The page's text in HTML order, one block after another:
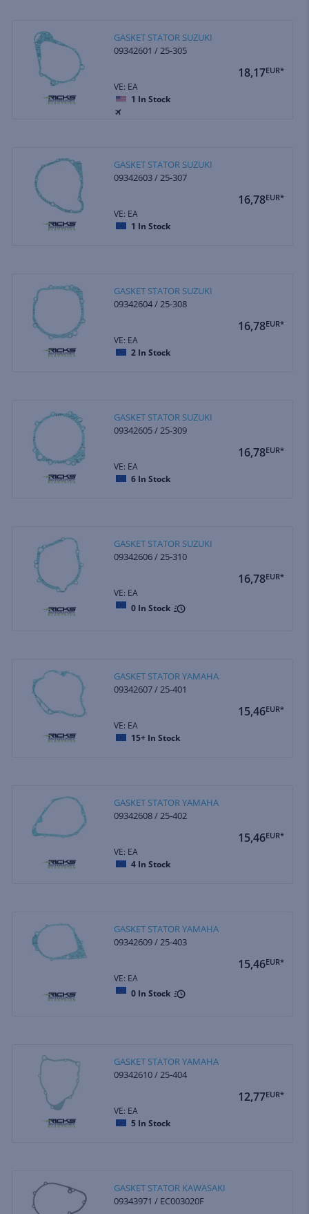
GASKET STATOR SUZUKI
09342601 / 25-305
18,17EUR*
VE: EA
1 In Stock
GASKET STATOR SUZUKI
09342603 / 25-307
16,78EUR*
VE: EA
1 In Stock
GASKET STATOR SUZUKI
09342604 / 25-308
16,78EUR*
VE: EA
2 In Stock
GASKET STATOR SUZUKI
09342605 / 25-309
16,78EUR*
VE: EA
6 In Stock
GASKET STATOR SUZUKI
09342606 / 25-310
16,78EUR*
VE: EA
0 In Stock
GASKET STATOR YAMAHA
09342607 / 25-401
15,46EUR*
VE: EA
15+ In Stock
GASKET STATOR YAMAHA
09342608 / 25-402
15,46EUR*
VE: EA
4 In Stock
GASKET STATOR YAMAHA
09342609 / 25-403
15,46EUR*
VE: EA
0 In Stock
GASKET STATOR YAMAHA
09342610 / 25-404
12,77EUR*
VE: EA
5 In Stock
GASKET STATOR KAWASAKI
09343971 / EC003020F